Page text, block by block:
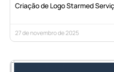
Criação de Logo Starmed
27 de novembro de 2025